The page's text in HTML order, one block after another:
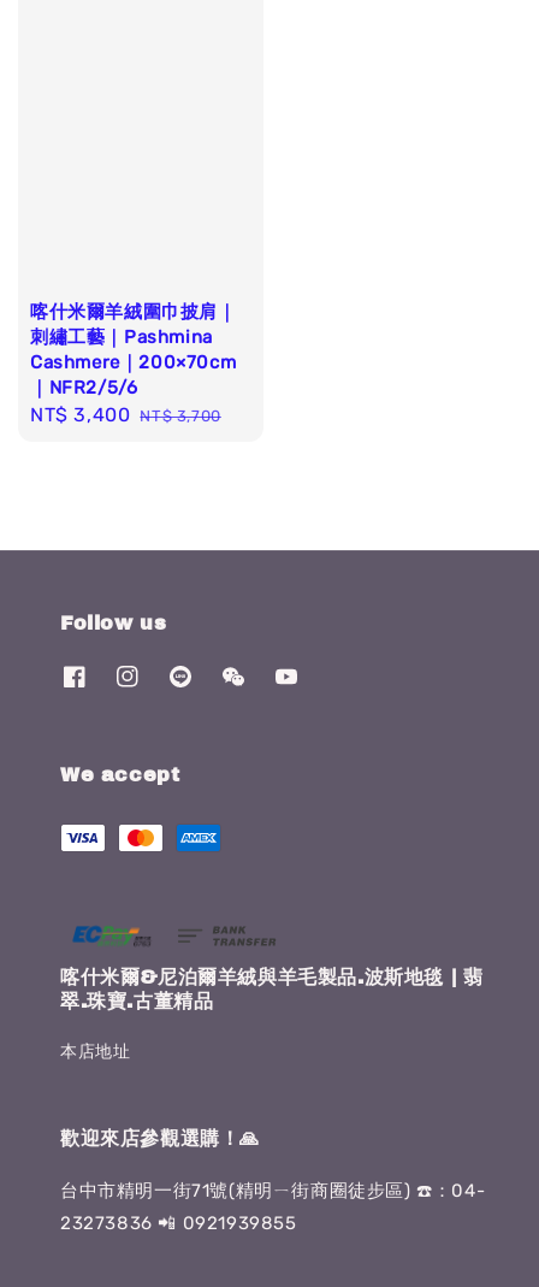
喀什米爾羊絨圍巾披肩｜
刺繡工藝｜Pashmina
Cashmere｜200×70cm
｜NFR2/5/6
Sale
NT$ 3,400 Regular
NT$ 3,700
Follow us
We accept
喀什米爾&尼泊爾羊絨與羊毛製品.波斯地毯 | 翡
翠.珠寶.古董精品
本店地址
歡迎來店參觀選購！🙏
台中市精明一街71號(精明ㄧ街商圈徒步區) ☎️：04-
23273836 📲 0921939855